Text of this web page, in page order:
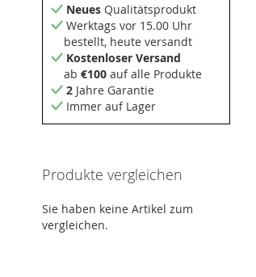
In den Warenkorb
Neues Qualitätsprodukt
Werktags vor 15.00 Uhr
bestellt, heute versandt
Kostenloser Versand
ab €100 auf alle Produkte
2 Jahre Garantie
Immer auf Lager
Produkte vergleichen
Sie haben keine Artikel zum
vergleichen.